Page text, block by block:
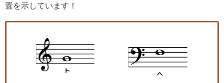
置を示しています！